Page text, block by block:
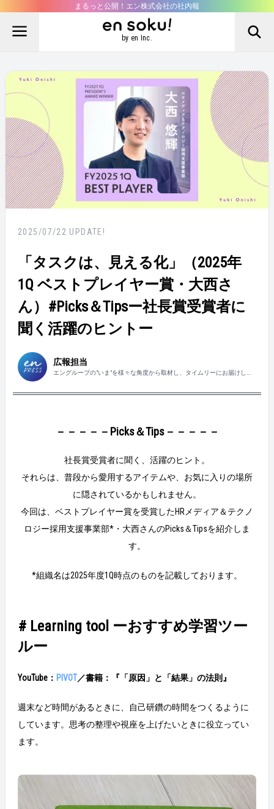
まるっと公開！エン株式会社の社内報
by en Inc.
2025/07/22 UPDATE!
「タスクは、見える化」（2025年
1Q ベストプレイヤー賞・大西さ
ん）#Picks＆Tipsー社長賞受賞者に
聞く活躍のヒントー
広報担当
エングループの"いま"を様々な角度から取材し、タイムリーにお届けしま
－－－－－Picks＆Tips－－－－－
社長賞受賞者に聞く、活躍のヒント。
それらは、普段から愛用するアイテムや、お気に入りの場所
に隠されているかもしれません。
今回は、ベストプレイヤー賞を受賞したHRメディア＆テクノ
ロジー採用支援事業部*・大西さんのPicks＆Tipsを紹介しま
す。
*組織名は2025年度1Q時点のものを記載しております。
# Learning tool ーおすすめ学習ツー
ルー
YouTube： PIVOT／書籍：『「原因」と「結果」の法則』
週末など時間があるときに、自己研鑽の時間をつくるように
しています。思考の整理や視座を上げたいときに役立ってい
ます。